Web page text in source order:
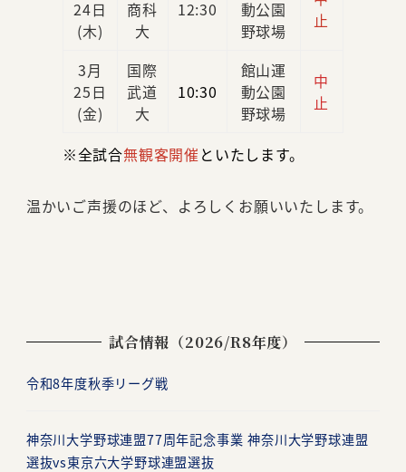
24日
(木)
商科
大
12:30
動公園
野球場
止
3月
25日
(金)
国際
武道
大
10:30
館山運
動公園
野球場
中
止
※全試合無観客開催 といたします。
温かいご声援のほど、よろしくお願いいたします。
試合情報（2026/R8年度）
令和8年度秋季リーグ戦
神奈川大学野球連盟77周年記念事業 神奈川大学野球連盟
選抜vs東京六大学野球連盟選抜